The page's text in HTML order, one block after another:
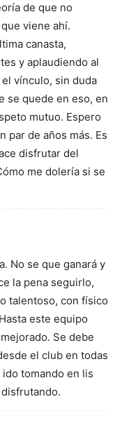
de que no
viene ahí.
canasta,
y aplaudiendo al
vínculo, sin duda
se quede en eso, en
mutuo. Espero
par de años más. Es
disfrutar del
me dolería si se
No se que ganará y
la pena seguirlo,
talentoso, con físico
este equipo
Se debe
el club en todas
tomando en lis